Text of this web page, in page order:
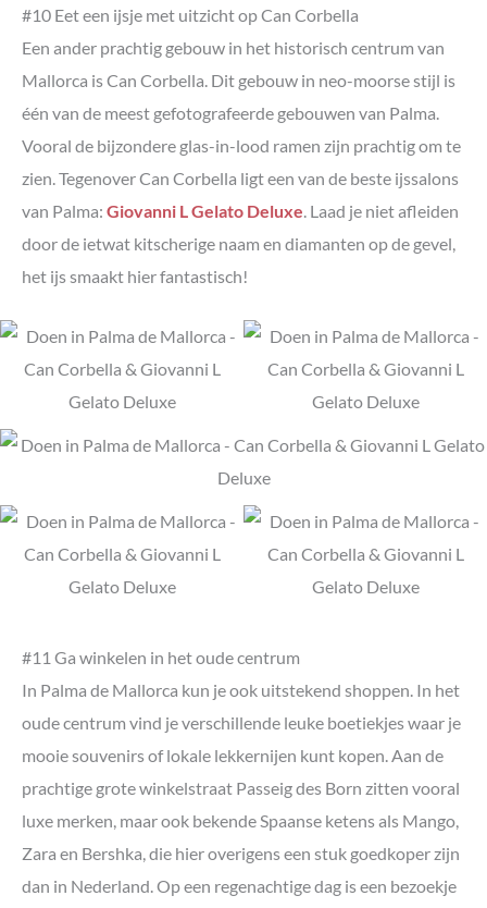
#10 Eet een ijsje met uitzicht op Can Corbella
Een ander prachtig gebouw in het historisch centrum van
Mallorca is Can Corbella. Dit gebouw in neo-moorse stijl is
één van de meest gefotografeerde gebouwen van Palma.
Vooral de bijzondere glas-in-lood ramen zijn prachtig om te
zien. Tegenover Can Corbella ligt een van de beste ijssalons
van Palma: Giovanni L Gelato Deluxe . Laad je niet afleiden
door de ietwat kitscherige naam en diamanten op de gevel,
het ijs smaakt hier fantastisch!
#11 Ga winkelen in het oude centrum
In Palma de Mallorca kun je ook uitstekend shoppen. In het
oude centrum vind je verschillende leuke boetiekjes waar je
mooie souvenirs of lokale lekkernijen kunt kopen. Aan de
prachtige grote winkelstraat Passeig des Born zitten vooral
luxe merken, maar ook bekende Spaanse ketens als Mango,
Zara en Bershka, die hier overigens een stuk goedkoper zijn
dan in Nederland. Op een regenachtige dag is een bezoekje